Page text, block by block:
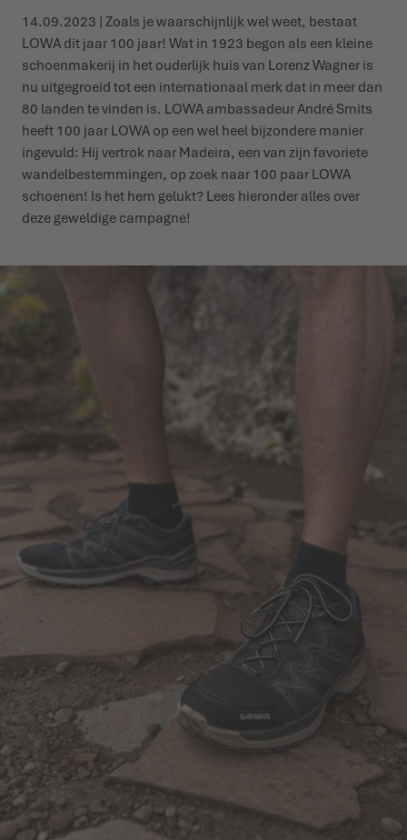
WINTERSCHOENEN
LOWA PROFESSIONAL
WINTERSCHOENEN
LOWA PROFESSIONAL
EVENEMENTEN
PODCAST
PERS
JOUW CARRIÈRE
14.09.2023 | Zoals je waarschijnlijk wel weet, bestaat
LOWA dit jaar 100 jaar! Wat in 1923 begon als een kleine
schoenmakerij in het ouderlijk huis van Lorenz Wagner is
nu uitgegroeid tot een internationaal merk dat in meer dan
80 landen te vinden is. LOWA ambassadeur André Smits
heeft 100 jaar LOWA op een wel heel bijzondere manier
ingevuld: Hij vertrok naar Madeira, een van zijn favoriete
wandelbestemmingen, op zoek naar 100 paar LOWA
schoenen! Is het hem gelukt? Lees hieronder alles over
deze geweldige campagne!